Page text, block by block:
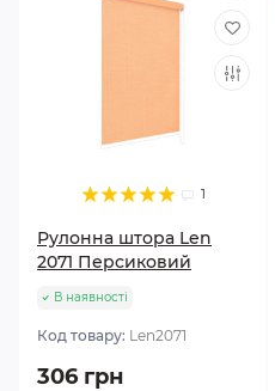
1
Рулонна штора Len
2071 Персиковий
В наявності
Код товару: Len2071
306 грн